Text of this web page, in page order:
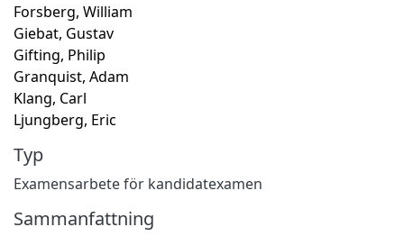
Forsberg, William
Giebat, Gustav
Gifting, Philip
Granquist, Adam
Klang, Carl
Ljungberg, Eric
Typ
Examensarbete för kandidatexamen
Sammanfattning